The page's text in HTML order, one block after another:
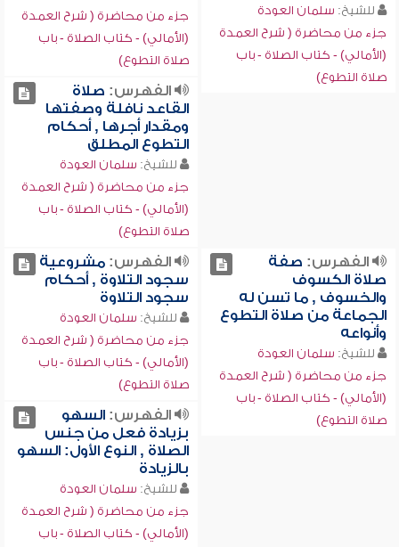
للشيخ: سلمان العودة
جزء من محاضرة ( شرح العمدة
(الأمالي) - كتاب الصلاة - باب
صلاة التطوع)
جزء من محاضرة ( شرح العمدة
(الأمالي) - كتاب الصلاة - باب
صلاة التطوع)
الفهرس: صلاة
القاعد نافلة وصفتها
ومقدار أجرها , أحكام
التطوع المطلق
للشيخ: سلمان العودة
جزء من محاضرة ( شرح العمدة
(الأمالي) - كتاب الصلاة - باب
صلاة التطوع)
الفهرس: صفة
صلاة الكسوف
والخسوف , ما تسن له
الجماعة من صلاة التطوع
وأنواعه
للشيخ: سلمان العودة
جزء من محاضرة ( شرح العمدة
(الأمالي) - كتاب الصلاة - باب
صلاة التطوع)
الفهرس:مشروعية
سجود التلاوة , أحكام
سجود التلاوة
للشيخ: سلمان العودة
جزء من محاضرة ( شرح العمدة
(الأمالي) - كتاب الصلاة - باب
صلاة التطوع)
الفهرس:السهو
بزيادة فعل من جنس
الصلاة , النوع الأول: السهو
بالزيادة
للشيخ: سلمان العودة
جزء من محاضرة ( شرح العمدة
(الأمالي) - كتاب الصلاة - باب